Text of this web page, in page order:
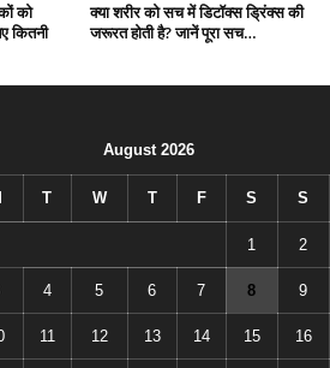
को
कितनी
क्या शरीर को सच में डिटॉक्स ड्रिंक्स की
जरूरत होती है? जानें पूरा सच…
August 2026
T W T F S S
1 2
4 5 6 7 8 9
11 12 13 14 15 16